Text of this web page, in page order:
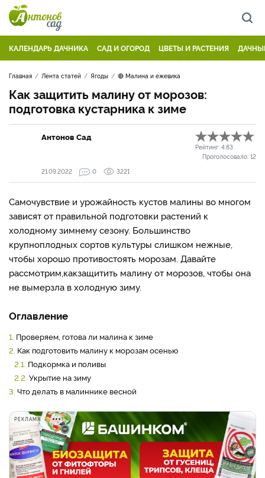
КАЛЕНДАРЬ ДАЧНИКА САД И ОГОРОД ЦВЕТЫ И РАСТЕНИЯ
Главная Лента статей Ягоды 🔴 Малина и ежевика
Как защитить малину от морозов:
подготовка кустарника к зиме
Антонов Сад
Рейтинг: 4.83
Проголосовало: 12
21.09.2022
0 3221
Самочувствие и урожайность кустов малины во многом
зависят от правильной подготовки растений к
холодному зимнему сезону. Большинство
крупноплодных сортов культуры слишком нежные,
чтобы хорошо противостоять морозам. Давайте
рассмотрим,какзащитить малину от морозов, чтобы она
не вымерзла в холодную зиму.
Оглавление
1. Проверяем, готова ли малина к зиме
2. Как подготовить малину к морозам осенью
2.1. Подкормка и поливы
2.2. Укрытие на зиму
3. Что делать в малиннике весной
РЕКЛАМА